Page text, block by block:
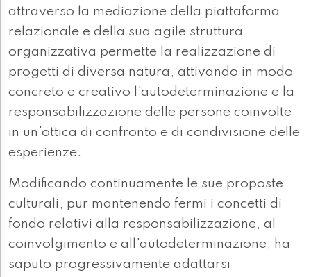
attraverso la mediazione della piattaforma
relazionale e della sua agile struttura
organizzativa permette la realizzazione di
progetti di diversa natura, attivando in modo
concreto e creativo l'autodeterminazione e la
responsabilizzazione delle persone coinvolte
in un'ottica di confronto e di condivisione delle
esperienze.
Modificando continuamente le sue proposte
culturali, pur mantenendo fermi i concetti di
fondo relativi alla responsabilizzazione, al
coinvolgimento e all'autodeterminazione, ha
saputo progressivamente adattarsi